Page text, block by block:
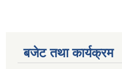
बजेट तथा कार्यक्रम